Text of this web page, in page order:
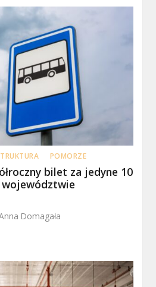
POMORZE
bilet za jedyne 10
województwie
Domagała